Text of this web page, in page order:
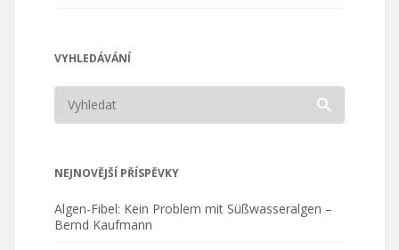
VYHLEDÁVÁNÍ
NEJNOVĚJŠÍ PŘÍSPĚVKY
Algen-Fibel: Kein Problem mit Süßwasseralgen –
Bernd Kaufmann